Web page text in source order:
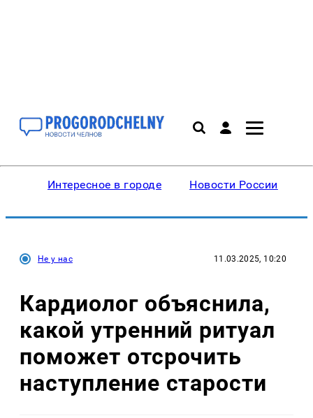
Интересное в городе Новости России
Не у нас 11.03.2025, 10:20
Кардиолог объяснила,
какой утренний ритуал
поможет отсрочить
наступление старости